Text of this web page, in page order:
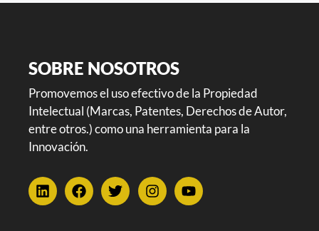
SOBRE NOSOTROS
Promovemos el uso efectivo de la Propiedad
Intelectual (Marcas, Patentes, Derechos de Autor,
entre otros.) como una herramienta para la
Innovación.